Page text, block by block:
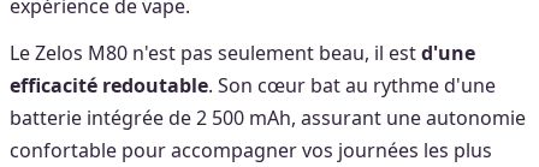
expérience de vape.
Le Zelos M80 n'est pas seulement beau, il estd'une
efficacité redoutable. Son cœur bat au rythme d'une
batterie intégrée de 2 500 mAh, assurant une autonomie
confortable pour accompagner vos journées les plus